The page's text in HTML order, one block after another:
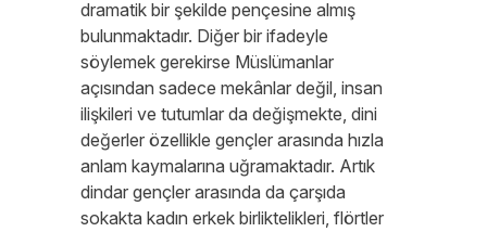
dramatik bir şekilde pençesine almış
bulunmaktadır. Diğer bir ifadeyle
söylemek gerekirse Müslümanlar
açısından sadece mekânlar değil, insan
ilişkileri ve tutumlar da değişmekte, dini
değerler özellikle gençler arasında hızla
anlam kaymalarına uğramaktadır. Artık
dindar gençler arasında da çarşıda
sokakta kadın erkek birliktelikleri, flörtler